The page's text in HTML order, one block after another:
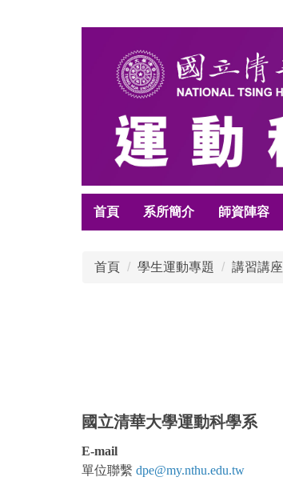
首頁 系所簡介 師資陣容
首頁 學生運動專題 講習講座
國立清華大學運動科學系
E-mail
單位聯繫 dpe@my.nthu.edu.tw